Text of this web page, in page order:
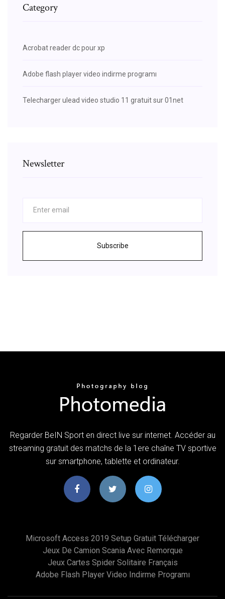
Category
Acrobat reader dc pour xp
Adobe flash player video indirme programı
Telecharger ulead video studio 11 gratuit sur 01net
Newsletter
Subscribe
Regarder BeIN Sport en direct live sur internet. Accéder au
streaming gratuit des matchs de la 1ere chaîne TV sportive
sur smartphone, tablette et ordinateur.
Microsoft Access 2019 Setup Gratuit Télécharger
Jeux De Camion Scania Avec Remorque
Jeux Cartes Spider Solitaire Français
Adobe Flash Player Video Indirme Programı